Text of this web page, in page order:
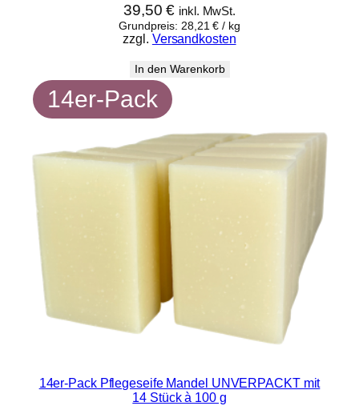
39,50€ inkl. MwSt.
Grundpreis: 28,21€ / kg
zzgl. Versandkosten
In den Warenkorb
14er-Pack
14er-Pack Pflegeseife Mandel UNVERPACKT mit
14 Stück à 100 g